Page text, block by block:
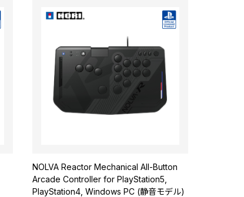
NOLVA Reactor Mechanical All-Button
Arcade Controller for PlayStation5,
PlayStation4, Windows PC (静音モデル)